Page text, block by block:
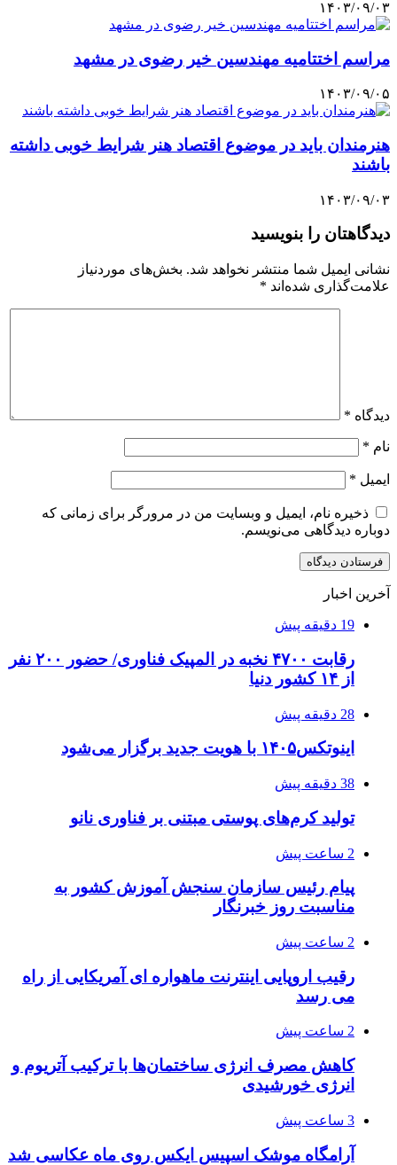
۱۴۰۳/۰۹/۰۳
مراسم اختتامیه مهندسین خیر رضوی در مشهد
۱۴۰۳/۰۹/۰۵
هنرمندان باید در موضوع اقتصاد هنر شرایط خوبی داشته
باشند
۱۴۰۳/۰۹/۰۳
دیدگاهتان را بنویسید
نشانی ایمیل شما منتشر نخواهد شد. بخش‌های موردنیاز
علامت‌گذاری شده‌اند *
دیدگاه *
نام *
ایمیل *
ذخیره نام، ایمیل و وبسایت من در مرورگر برای زمانی که
دوباره دیدگاهی می‌نویسم.
آخرین اخبار
19 دقیقه پیش
رقابت ۴۷۰۰ نخبه در المپیک فناوری/ حضور ۲۰۰ نفر
از ۱۴ کشور دنیا
28 دقیقه پیش
اینوتکس۱۴۰۵ با هویت جدید برگزار می‌شود
38 دقیقه پیش
تولید کرم‌های پوستی مبتنی بر فناوری نانو
2 ساعت پیش
پیام رئیس سازمان سنجش آموزش کشور به
مناسبت روز خبرنگار
2 ساعت پیش
رقیب اروپایی اینترنت ماهواره ای آمریکایی از راه
می رسد
2 ساعت پیش
کاهش مصرف انرژی ساختمان‌ها با ترکیب آتریوم و
انرژی خورشیدی
3 ساعت پیش
آرامگاه موشک اسپیس ایکس روی ماه عکاسی شد